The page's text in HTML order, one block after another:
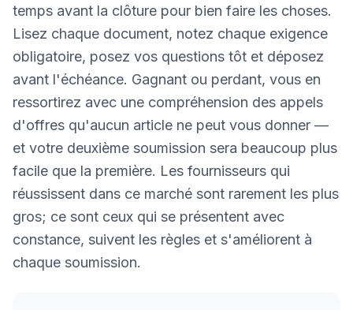
temps avant la clôture pour bien faire les choses.
Lisez chaque document, notez chaque exigence
obligatoire, posez vos questions tôt et déposez
avant l'échéance. Gagnant ou perdant, vous en
ressortirez avec une compréhension des appels
d'offres qu'aucun article ne peut vous donner —
et votre deuxième soumission sera beaucoup plus
facile que la première. Les fournisseurs qui
réussissent dans ce marché sont rarement les plus
gros; ce sont ceux qui se présentent avec
constance, suivent les règles et s'améliorent à
chaque soumission.